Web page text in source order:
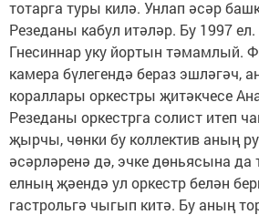
тотарга туры килә. Унлап әсәр
Резеданы кабул итәләр. Бу 1997
Гнесиннар уку йортын тәмамлый.
камера бүлегендә бераз эшләгәч,
кораллары оркестры җитәкчесе
Резеданы оркестрга солист итеп
җырчы, чөнки бу коллектив аның
әсәрләренә дә, эчке дөньясына да
елның җәендә ул оркестр белән
гастрольгә чыгып китә. Бу аның